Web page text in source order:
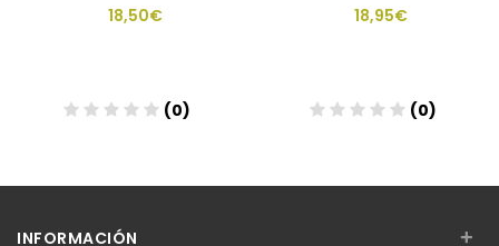
18,50€
(0)
18,95€
(0)
INFORMACIÓN +